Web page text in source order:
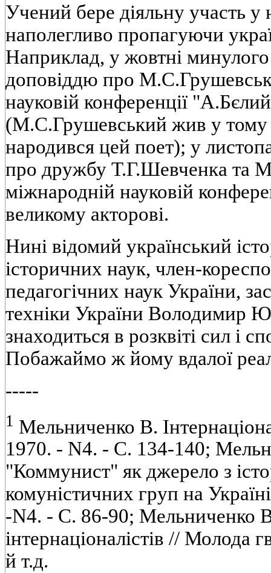
Учений бере дiяльну участь
наполегливо пропагуючи
Наприклад, у жовтнi
доповiддю про
науковiй конференцiї
(М.С.Грушевський жив у тому
народився цей поет); у
про дружбу Т.Г.Шевченка та
мiжнароднiй науковiй
великому акторовi.
Нинi вiдомий український
iсторичних наук, член-
педагогiчних наук України,
технiки України Володимир
знаходиться в розквiтi сил i
Побажаймо ж йому вдалої
-----
1 Мельниченко В.
1970. - N4. - С. 134-140;
"Коммунист" як джерело з
комунiстичних груп на
-N4. - С. 86-90; Мельниченко
iнтернацiоналiстiв // Молода
й т.д.